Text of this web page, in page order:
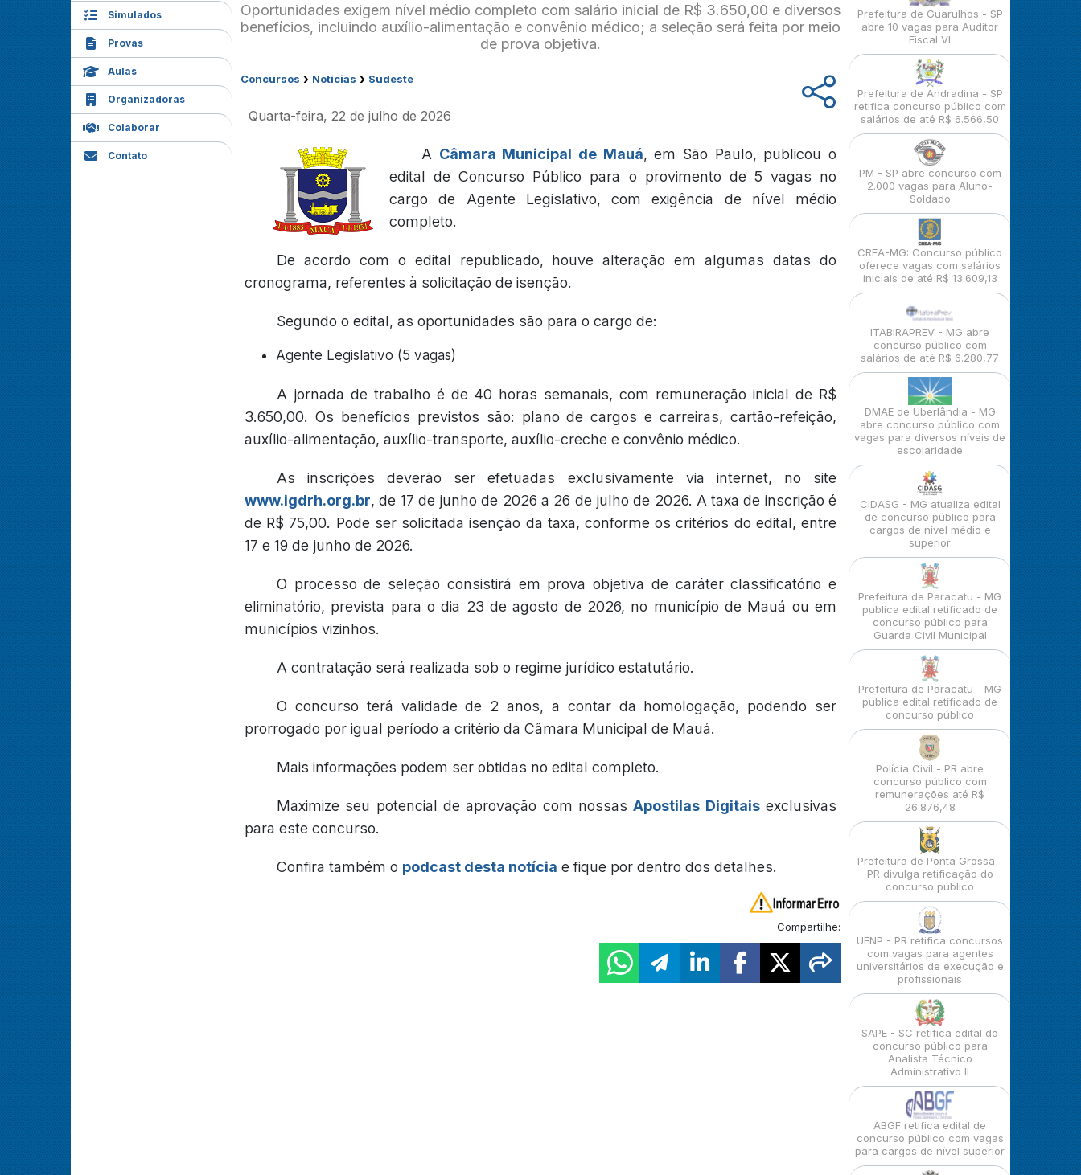
Simulados
Provas
Aulas
Organizadoras
Colaborar
Contato
Oportunidades exigem nível médio completo com salário inicial de R$ 3.650,00 e diversos
benefícios, incluindo auxílio-alimentação e convênio médico; a seleção será feita por meio
de prova objetiva.
Concursos › Notícias › Sudeste
Quarta-feira, 22 de julho de 2026
A Câmara Municipal de Mauá, em São Paulo, publicou o
edital de Concurso Público para o provimento de 5 vagas no
cargo de Agente Legislativo, com exigência de nível médio
completo.
De acordo com o edital republicado, houve alteração em algumas datas do
cronograma, referentes à solicitação de isenção.
Segundo o edital, as oportunidades são para o cargo de:
Agente Legislativo (5 vagas)
A jornada de trabalho é de 40 horas semanais, com remuneração inicial de R$
3.650,00. Os benefícios previstos são: plano de cargos e carreiras, cartão-refeição,
auxílio-alimentação, auxílio-transporte, auxílio-creche e convênio médico.
As inscrições deverão ser efetuadas exclusivamente via internet, no site
www.igdrh.org.br, de 17 de junho de 2026 a 26 de julho de 2026. A taxa de inscrição é
de R$ 75,00. Pode ser solicitada isenção da taxa, conforme os critérios do edital, entre
17 e 19 de junho de 2026.
O processo de seleção consistirá em prova objetiva de caráter classificatório e
eliminatório, prevista para o dia 23 de agosto de 2026, no município de Mauá ou em
municípios vizinhos.
A contratação será realizada sob o regime jurídico estatutário.
O concurso terá validade de 2 anos, a contar da homologação, podendo ser
prorrogado por igual período a critério da Câmara Municipal de Mauá.
Mais informações podem ser obtidas no edital completo.
Maximize seu potencial de aprovação com nossasApostilas Digitaisexclusivas
para este concurso.
Confira também o podcast desta notícia e fique por dentro dos detalhes.
Compartilhe:
Prefeitura de Guarulhos - SP
abre 10 vagas para Auditor
Fiscal VI
Prefeitura de Andradina - SP
retifica concurso público com
salários de até R$ 6.566,50
PM - SP abre concurso com
2.000 vagas para Aluno-
Soldado
CREA-MG: Concurso público
oferece vagas com salários
iniciais de até R$ 13.609,13
ITABIRAPREV - MG abre
concurso público com
salários de até R$ 6.280,77
DMAE de Uberlândia - MG
abre concurso público com
vagas para diversos níveis de
escolaridade
CIDASG - MG atualiza edital
de concurso público para
cargos de nível médio e
superior
Prefeitura de Paracatu - MG
publica edital retificado de
concurso público para
Guarda Civil Municipal
Prefeitura de Paracatu - MG
publica edital retificado de
concurso público
Polícia Civil - PR abre
concurso público com
remunerações até R$
26.876,48
Prefeitura de Ponta Grossa -
PR divulga retificação do
concurso público
UENP - PR retifica concursos
com vagas para agentes
universitários de execução e
profissionais
SAPE - SC retifica edital do
concurso público para
Analista Técnico
Administrativo II
ABGF retifica edital de
concurso público com vagas
para cargos de nível superior